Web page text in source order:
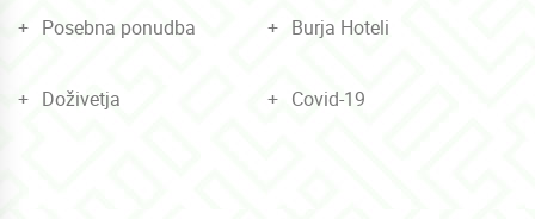
Posebna ponudba Burja Hoteli
Doživetja Covid-19